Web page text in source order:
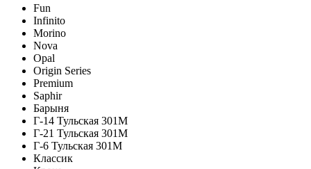
Fun
Infinito
Morino
Nova
Opal
Origin Series
Premium
Saphir
Барыня
Г-14 Тульская 301М
Г-21 Тульская 301М
Г-6 Тульская 301М
Классик